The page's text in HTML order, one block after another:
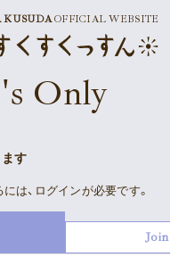
KUSUDAOFFICIAL WEBSITE
Only
す
は、ログインが必要です。
Join